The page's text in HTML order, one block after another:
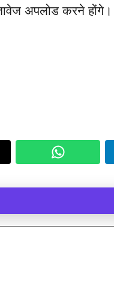
अपलोड करने होंगे।